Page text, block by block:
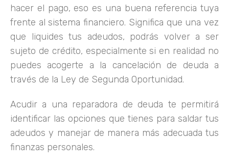
hacer el pago, eso es una buena referencia tuya
frente al sistema financiero. Significa que una vez
que liquides tus adeudos, podrás volver a ser
sujeto de crédito, especialmente si en realidad no
puedes acogerte a la cancelación de deuda a
través de la Ley de Segunda Oportunidad.
Acudir a una reparadora de deuda te permitirá
identificar las opciones que tienes para saldar tus
adeudos y manejar de manera más adecuada tus
finanzas personales.